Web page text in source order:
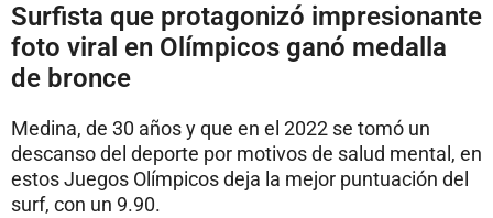
Surfista que protagonizó impresionante
foto viral en Olímpicos ganó medalla
de bronce
Medina, de 30 años y que en el 2022 se tomó un
descanso del deporte por motivos de salud mental, en
estos Juegos Olímpicos deja la mejor puntuación del
surf, con un 9.90.